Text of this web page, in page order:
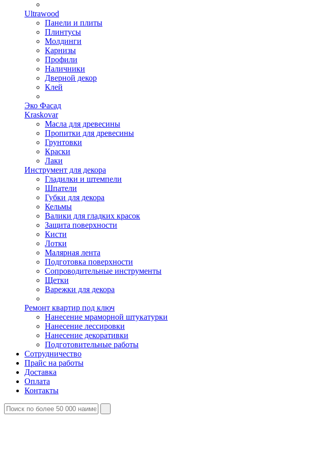
Ultrawood
Панели и плиты
Плинтусы
Молдинги
Карнизы
Профили
Наличники
Дверной декор
Клей
Эко Фасад
Kraskovar
Масла для древесины
Пропитки для древесины
Грунтовки
Краски
Лаки
Инструмент для декора
Гладилки и штемпели
Шпатели
Губки для декора
Кельмы
Валики для гладких красок
Защита поверхности
Кисти
Лотки
Малярная лента
Подготовка поверхности
Сопроводительные инструменты
Щетки
Варежки для декора
Ремонт квартир под ключ
Нанесение мраморной штукатурки
Нанесение лессировки
Нанесение декоративки
Подготовительные работы
Сотрудничество
Прайс на работы
Доставка
Оплата
Контакты